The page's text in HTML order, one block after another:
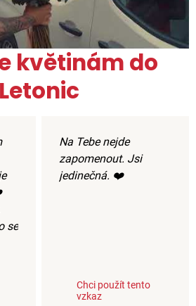
květinám do
Letonic
se
Na Tebe nejde
zapomenout. Jsi
jedinečná. ❤️
Chci použít tento
vzkaz